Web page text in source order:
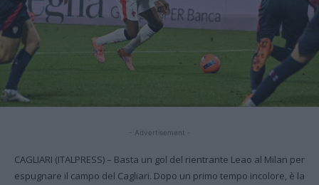
- Advertisement -
CAGLIARI (ITALPRESS) – Basta un gol del rientrante Leao al Milan per
espugnare il campo del Cagliari. Dopo un primo tempo incolore, è la